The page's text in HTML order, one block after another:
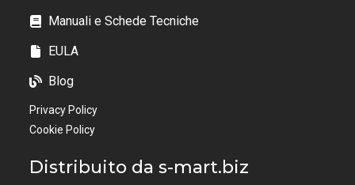
Manuali e Schede Tecniche
EULA
Blog
Privacy Policy
Cookie Policy
Distribuito da s-mart.biz